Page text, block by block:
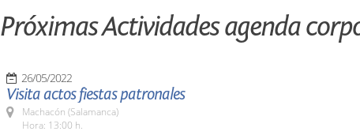
Próximas Actividades agenda
26/05/2022
Visita actos fiestas patronales
Machacón (Salamanca)
Hora: 13:00 h.